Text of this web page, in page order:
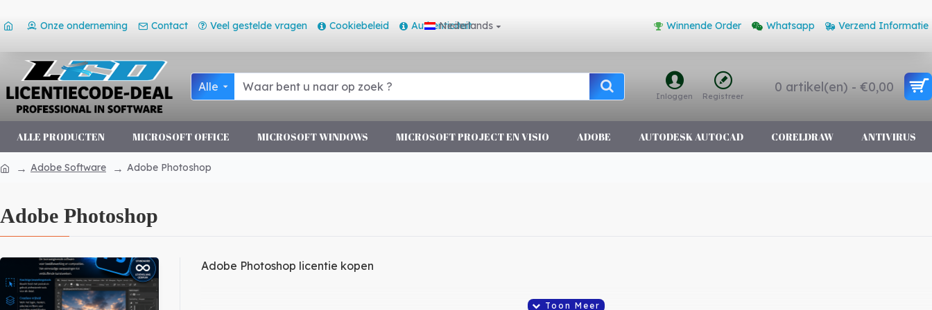
Onze onderneming Contact Veel gestelde vragen Cookiebeleid Authenticiteit
Nederlands Winnende Order Whatsapp Verzend Informatie
Alle
Inloggen Registreer
0 artikel(en) - €0,00
ALLE PRODUCTEN MICROSOFT OFFICE MICROSOFT WINDOWS MICROSOFT PROJECT EN VISIO ADOBE AUTODESK AUTOCAD CORELDRAW ANTIVIRUS
Adobe Software Adobe Photoshop
Adobe Photoshop
Adobe Photoshop licentie kopen